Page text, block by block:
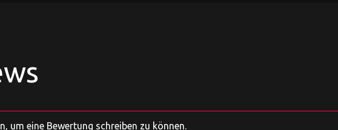
um eine Bewertung schreiben zu können.